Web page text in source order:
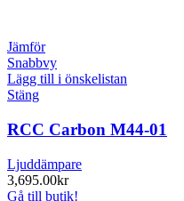
Jämför
Snabbvy
Lägg till i önskelistan
Stäng
RCC Carbon M44-01
Ljuddämpare
3,695.00kr
Gå till butik!